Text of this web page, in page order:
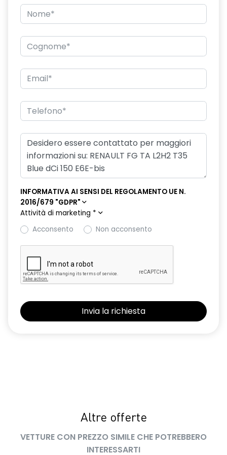
riscaldamento addizionale per il passeggero
sistema di assistenza alla frenata AFU
sistema di monitoraggio pressione pneumatici - indiretto
INFORMATIVA AI SENSI DEL REGOLAMENTO UE N.
2016/679 "GDPR"
Attività di marketing *
Acconsento
Non acconsento
Altre offerte
VETTURE CON PREZZO SIMILE CHE POTREBBERO
INTERESSARTI